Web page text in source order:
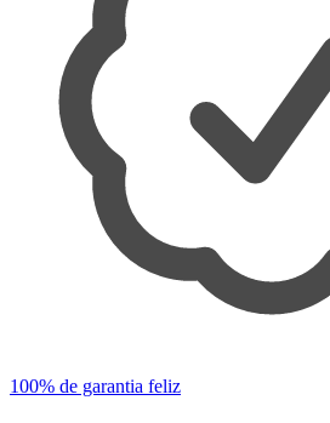
100% de garantia feliz